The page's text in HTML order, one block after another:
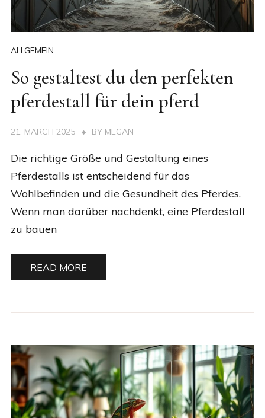
ALLGEMEIN
So gestaltest du den perfekten
pferdestall für dein pferd
21. MARCH 2025 BY MEGAN
Die richtige Größe und Gestaltung eines
Pferdestalls ist entscheidend für das
Wohlbefinden und die Gesundheit des Pferdes.
Wenn man darüber nachdenkt, eine Pferdestall
zu bauen
READ MORE